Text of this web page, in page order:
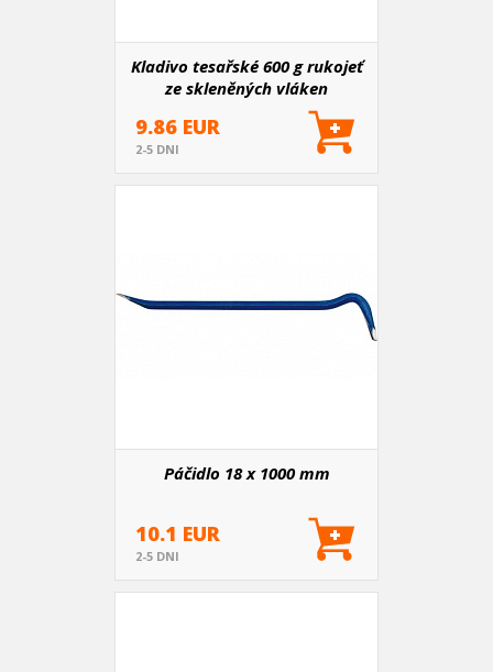
Kladivo tesařské 600 g rukojeť
ze skleněných vláken
9.86 EUR
2-5 DNI
Páčidlo 18 x 1000 mm
10.1 EUR
2-5 DNI